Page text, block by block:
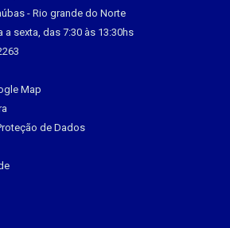
- Rio grande do Norte
a sexta, das 7:30 às 13:30hs
Map
de Dados